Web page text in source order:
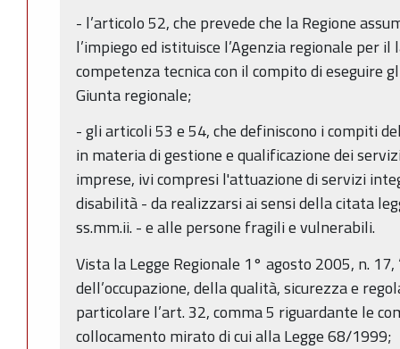
- l’articolo 52, che prevede che la Regione
l’impiego ed istituisce l’Agenzia regionale per
competenza tecnica con il compito di eseguire
Giunta regionale;
- gli articoli 53 e 54, che definiscono i compiti
in materia di gestione e qualificazione dei
imprese, ivi compresi l'attuazione di servizi
disabilità - da realizzarsi ai sensi della citata
ss.mm.ii. - e alle persone fragili e vulnerabili.
Vista la Legge Regionale 1° agosto 2005, n.
dell’occupazione, della qualità, sicurezza e
particolare l’art. 32, comma 5 riguardante le
collocamento mirato di cui alla Legge 68/1999;